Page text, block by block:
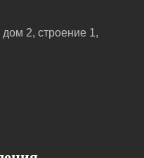
2, строение 1,